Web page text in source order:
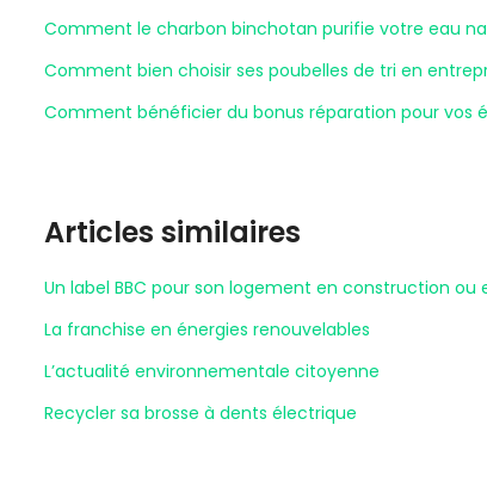
Comment le charbon binchotan purifie votre eau
Comment bien choisir ses poubelles de tri en
Comment bénéficier du bonus réparation pour vos
Articles similaires
Un label BBC pour son logement en construction ou
La franchise en énergies renouvelables
L’actualité environnementale citoyenne
Recycler sa brosse à dents électrique